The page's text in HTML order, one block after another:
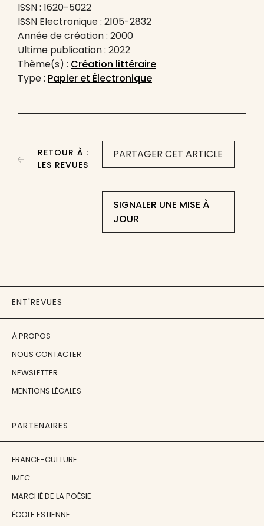
ISSN : 1620-5022
ISSN Electronique : 2105-2832
Année de création : 2000
Ultime publication : 2022
Thème(s) : Création littéraire
Type : Papier et Électronique
PARTAGER CET ARTICLE
SIGNALER UNE MISE À
JOUR
RETOUR À :
LES REVUES
ENT'REVUES
À PROPOS
NOUS CONTACTER
NEWSLETTER
MENTIONS LÉGALES
PARTENAIRES
FRANCE-CULTURE
IMEC
MARCHÉ DE LA POÉSIE
ÉCOLE ESTIENNE